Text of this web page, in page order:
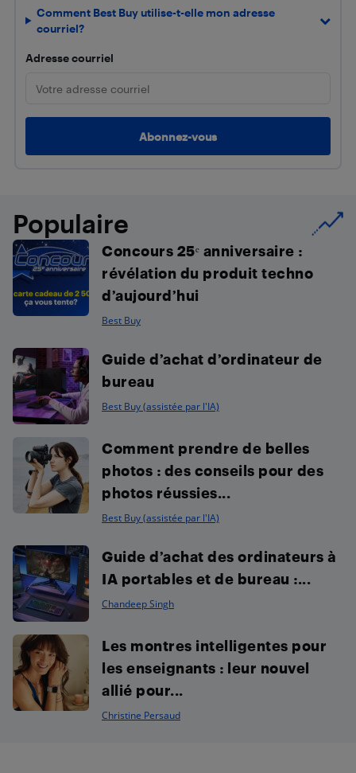
Comment Best Buy utilise-t-elle mon adresse
courriel?
Adresse courriel
Populaire
Concours 25ᵉ anniversaire :
révélation du produit techno
d’aujourd’hui
Best Buy
Guide d’achat d’ordinateur de
bureau
Best Buy (assistée par l'IA)
Comment prendre de belles
photos : des conseils pour des
photos réussies...
Best Buy (assistée par l'IA)
Guide d’achat des ordinateurs à
IA portables et de bureau :...
Chandeep Singh
Les montres intelligentes pour
les enseignants : leur nouvel
allié pour...
Christine Persaud